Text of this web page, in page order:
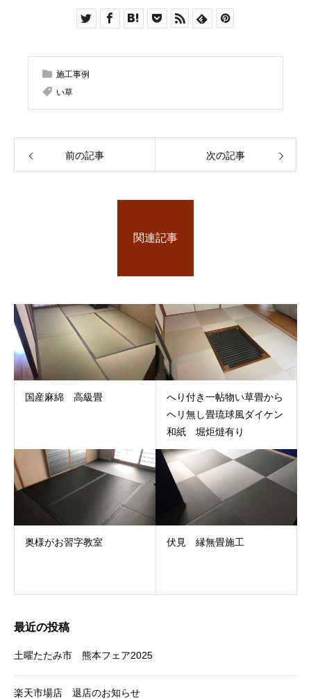
施工事例
い草
前の記事 次の記事
関連記事
国産麻綿 高級畳
へり付き一帖物い草畳から
ヘリ無し畳琉球風ダイケン
和紙 堀炬燵有り
奥様がお習字教室 伏見 縁無畳施工
最近の投稿
土曜たたみ市 熊本フェア2025
楽天市場店 退店のお知らせ